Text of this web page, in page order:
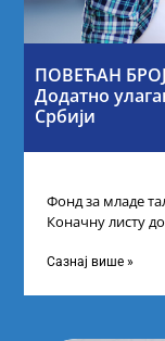
ПОВЕЋАН
Додатно
Србији
Фонд за младе
Коначну листу
Сазнај више »